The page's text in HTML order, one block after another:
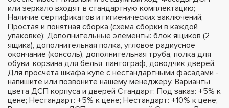
или зеркало входят в стандартную комплектацию;
Наличие сертификатов и гигиенических заключений;
Простая и понятная сборка (схема сборки в каждой
упаковке); Дополнительные элементы: блок ящиков (2
ящика), дополнительная полка, угловое радиусное
окончание (консоль), дополнительная труба, полка для
обуви, корзина для белья, пантограф, доводчик дверей.
Для просчёта шкафа купе с нестандартными фасадами -
напишите или позвоните нашему менеджеру. Варианты
цвета ДСП корпуса и дверей Стандарт: Под заказ: +5% к
цене; Нестандарт: +5% к цене; Нестандарт: +10% к цене;